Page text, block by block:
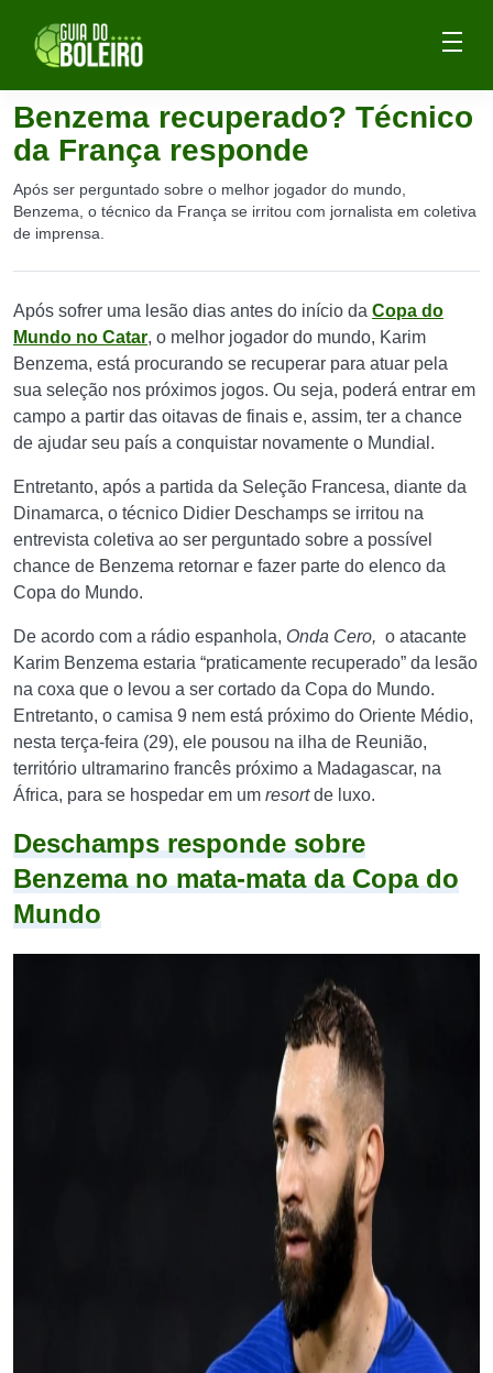
Benzema recuperado? Técnico
da França responde
Após ser perguntado sobre o melhor jogador do mundo,
Benzema, o técnico da França se irritou com jornalista em coletiva
de imprensa.
Após sofrer uma lesão dias antes do início da Copa do
Mundo no Catar, o melhor jogador do mundo, Karim
Benzema, está procurando se recuperar para atuar pela
sua seleção nos próximos jogos. Ou seja, poderá entrar em
campo a partir das oitavas de finais e, assim, ter a chance
de ajudar seu país a conquistar novamente o Mundial.
Entretanto, após a partida da Seleção Francesa, diante da
Dinamarca, o técnico Didier Deschamps se irritou na
entrevista coletiva ao ser perguntado sobre a possível
chance de Benzema retornar e fazer parte do elenco da
Copa do Mundo.
De acordo com a rádio espanhola, Onda Cero, o atacante
Karim Benzema estaria “praticamente recuperado” da lesão
na coxa que o levou a ser cortado da Copa do Mundo.
Entretanto, o camisa 9 nem está próximo do Oriente Médio,
nesta terça-feira (29), ele pousou na ilha de Reunião,
território ultramarino francês próximo a Madagascar, na
África, para se hospedar em um resortde luxo.
Deschamps responde sobre
Benzema no mata-mata da Copa do
Mundo